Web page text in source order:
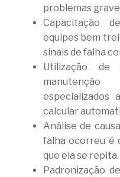
problemas
Capacitação
equipes bem
sinais de falha
Utilização
especializados
calcular
Análise de
falha ocorreu é
que ela se repita.
Padronização